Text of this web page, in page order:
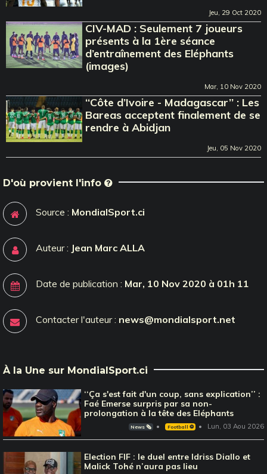
Jeu, 29 Oct 2020
CIV-MAD : Seulement 7 joueurs
présents à la 1ère séance
d’entraînement des Eléphants
(images)
Mar, 10 Nov 2020
‘‘Côte d’Ivoire - Madagascar’’ : Les
Bareas acceptent finalement de se
rendre à Abidjan
Jeu, 05 Nov 2020
D'où provient l'info
Source : MondialSport.ci
Auteur : Jean Marc ALLA
Date de publication : Mar, 10 Nov 2020 à 01h 11
Contacter l'auteur : news@mondialsport.net
À la Une sur MondialSport.ci
‘‘Ça s'est fait d'un coup, sans explication’’ :
Faé Emerse surpris par sa non-
prolongation à la tête des Eléphants
News 🗞️ Football ⚽️ Lun, 03 Aou 2026
Election FIF : le duel entre Idriss Diallo et
Malick Tohé n’aura pas lieu